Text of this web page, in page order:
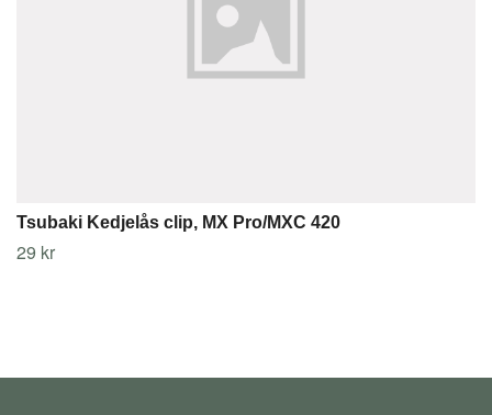
Tsubaki Kedjelås clip, MX Pro/MXC 420
29 kr